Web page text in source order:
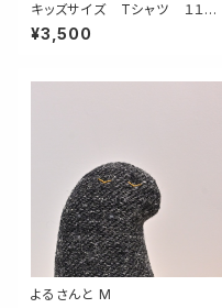
キッズサイズ Tシャツ １１０，
１３０，１５０ Flowers for yo
u sweet pink
¥3,500
よるさんと M